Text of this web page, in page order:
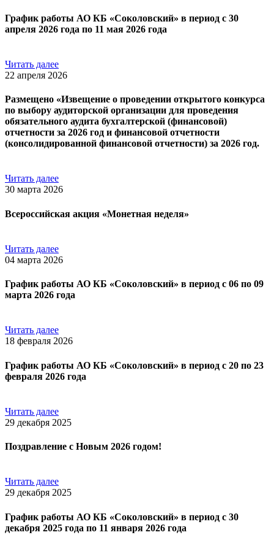
График работы АО КБ «Соколовский» в период с 30
апреля 2026 года по 11 мая 2026 года
Читать далее
22 апреля 2026
Размещено «Извещение о проведении открытого конкурса
по выбору аудиторской организации для проведения
обязательного аудита бухгалтерской (финансовой)
отчетности за 2026 год и финансовой отчетности
(консолидированной финансовой отчетности) за 2026 год.
Читать далее
30 марта 2026
Всероссийская акция «Монетная неделя»
Читать далее
04 марта 2026
График работы АО КБ «Соколовский» в период с 06 по 09
марта 2026 года
Читать далее
18 февраля 2026
График работы АО КБ «Соколовский» в период с 20 по 23
февраля 2026 года
Читать далее
29 декабря 2025
Поздравление с Новым 2026 годом!
Читать далее
29 декабря 2025
График работы АО КБ «Соколовский» в период с 30
декабря 2025 года по 11 января 2026 года